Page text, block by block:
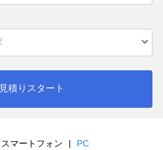
見積りスタート
スマートフォン | PC